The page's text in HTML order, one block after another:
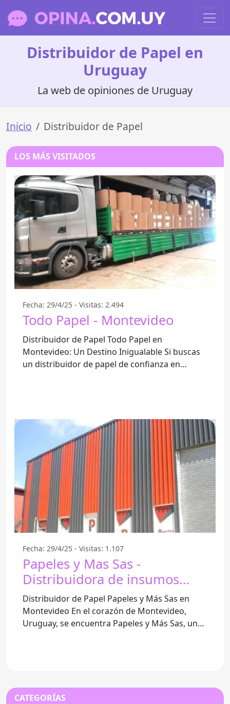
Distribuidor de Papel en
Uruguay
La web de opiniones de Uruguay
Inicio Distribuidor de Papel
LOS MÁS VISITADOS
Fecha: 29/4/25 - Visitas: 2.494
Todo Papel - Montevideo
Distribuidor de Papel Todo Papel en
Montevideo: Un Destino Inigualable Si buscas
un distribuidor de papel de confianza en
Fecha: 29/4/25 - Visitas: 1.107
Papeles y Mas Sas -
Distribuidora de insumos
gráficos y papel en Uruguay -
Montevideo
Distribuidor de Papel Papeles y Más Sas en
Montevideo En el corazón de Montevideo,
Uruguay, se encuentra Papeles y Más Sas, un
CATEGORÍAS